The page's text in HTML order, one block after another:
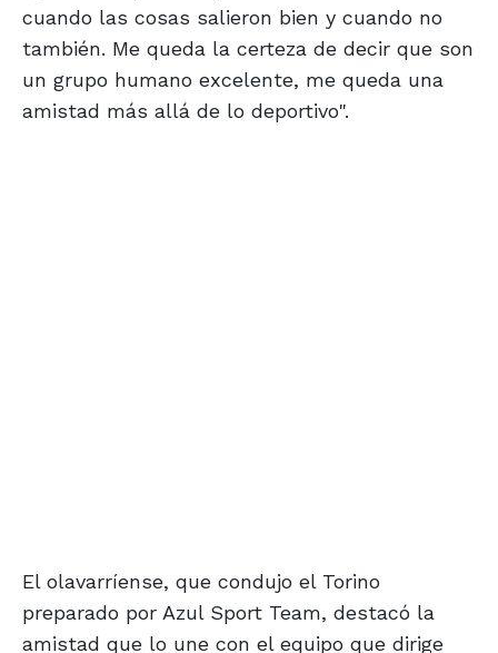
cuando las cosas salieron bien y cuando no
también. Me queda la certeza de decir que son
un grupo humano excelente, me queda una
amistad más allá de lo deportivo".
El olavarríense, que condujo el Torino
preparado por Azul Sport Team, destacó la
amistad que lo une con el equipo que dirige